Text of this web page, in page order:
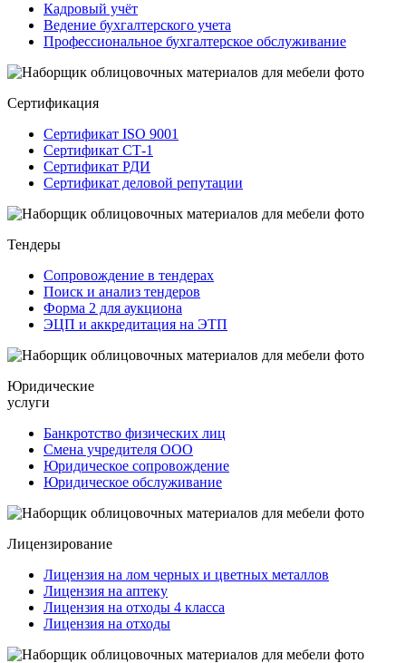
Кадровый учёт
Ведение бухгалтерского учета
Профессиональное бухгалтерское обслуживание
Сертификация
Сертификат ISO 9001
Сертификат СТ-1
Сертификат РДИ
Сертификат деловой репутации
Тендеры
Сопровождение в тендерах
Поиск и анализ тендеров
Форма 2 для аукциона
ЭЦП и аккредитация на ЭТП
Юридические
услуги
Банкротство физических лиц
Смена учредителя ООО
Юридическое сопровождение
Юридическое обслуживание
Лицензирование
Лицензия на лом черных и цветных металлов
Лицензия на аптеку
Лицензия на отходы 4 класса
Лицензия на отходы